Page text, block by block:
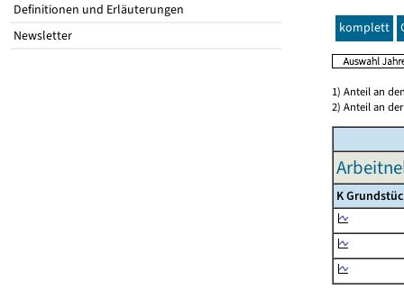
Definitionen und Erläuterungen
Newsletter
komplett
1) Anteil an
2) Anteil an
K